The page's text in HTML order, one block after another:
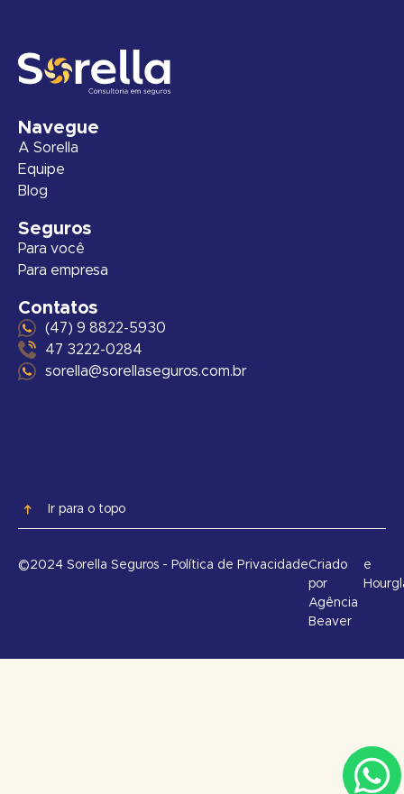
Navegue
A Sorella
Equipe
Blog
Seguros
Para você
Para empresa
Contatos
(47) 9 8822-5930
47 3222-0284
sorella@sorellaseguros.com.br
Ir para o topo
©2024 Sorella Seguros - Política de PrivacidadeCriado
por
Agência
Beaver
e